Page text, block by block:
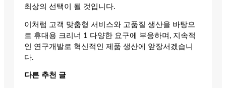
최상의 선택이 될 것입니다.
이처럼 고객 맞춤형 서비스와 고품질 생산을 바탕으
로 휴대용 크리너 1 다양한 요구에 부응하며, 지속적
인 연구개발로 혁신적인 제품 생산에 앞장서겠습니
다.
다른 추천 글